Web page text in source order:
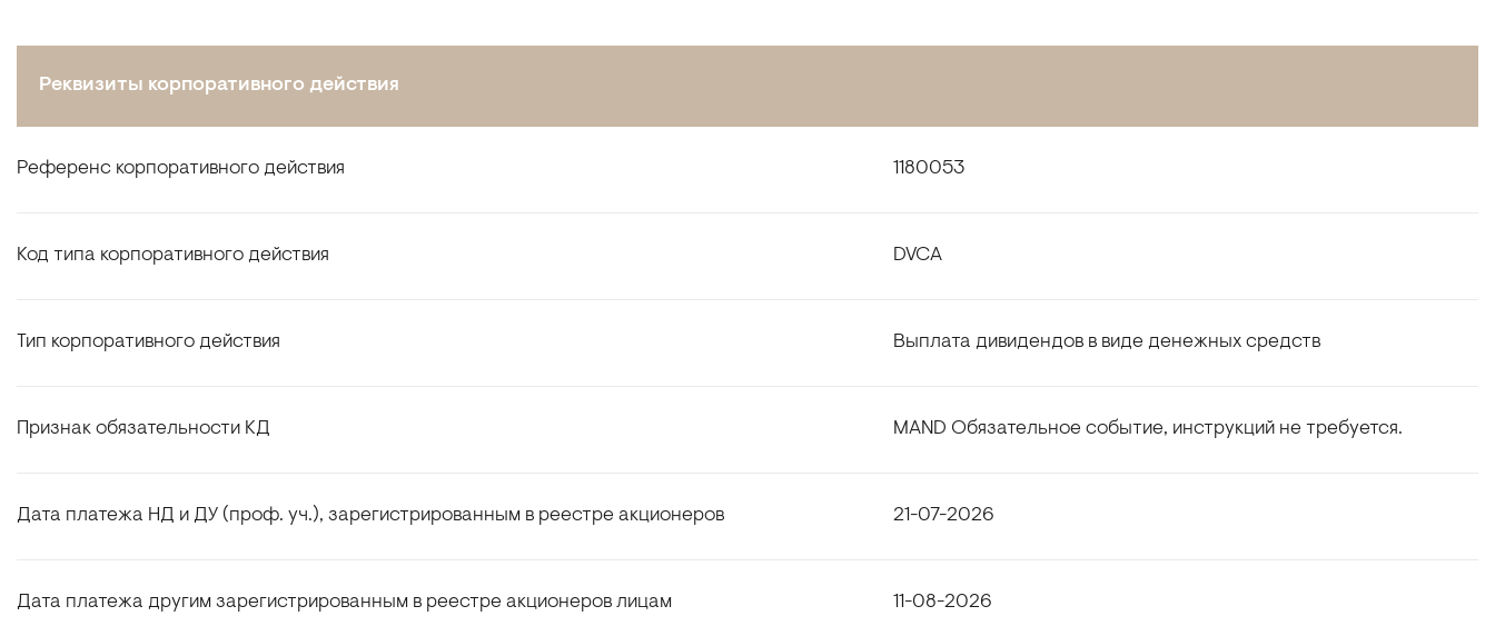
Реквизиты корпоративного действия
Референс корпоративного действия 1180053
Код типа корпоративного действия DVCA
Тип корпоративного действия Выплата дивидендов в виде денежных средств
Признак обязательности КД MAND Обязательное событие, инструкций не требуется.
Дата платежа НД и ДУ (проф. уч.), зарегистрированным в реестре акционеров 21-07-2026
Дата платежа другим зарегистрированным в реестре акционеров лицам 11-08-2026